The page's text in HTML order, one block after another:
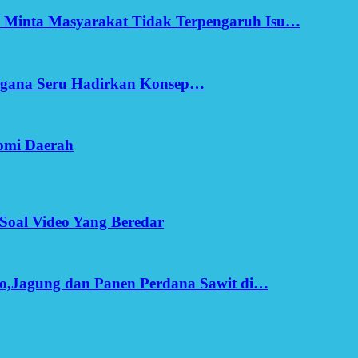
Masyarakat Tidak Terpengaruh Isu…
Seru Hadirkan Konsep…
Daerah
Video Yang Beredar
dan Panen Perdana Sawit di…